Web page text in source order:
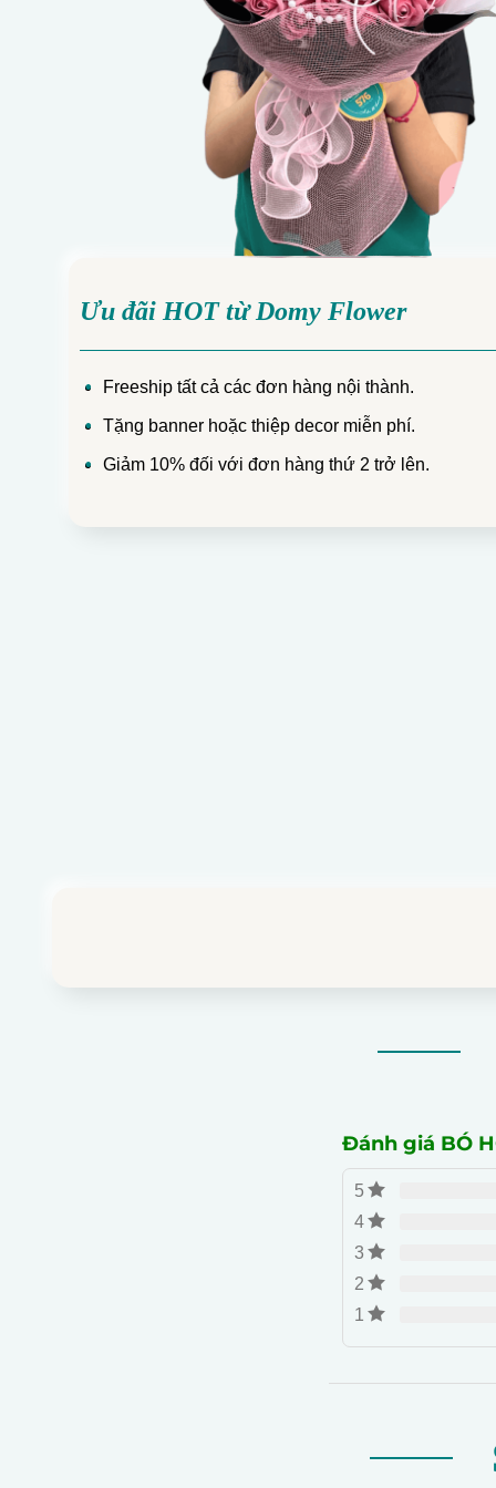
Ưu đãi HOT từ Domy Flower
Freeship tất cả các đơn hàng nội thành.
Tặng banner hoặc thiệp decor miễn phí.
Giảm 10% đối với đơn hàng thứ 2 trở lên.
Đánh giá BÓ
5
4
3
2
1